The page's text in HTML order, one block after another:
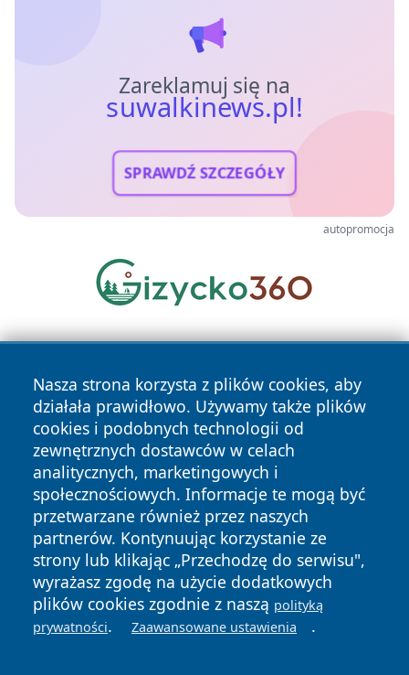
Zareklamuj się na
suwalkinews.pl!
SPRAWDŹ SZCZEGÓŁY
autopromocja
Nasza strona korzysta z plików cookies, aby
działała prawidłowo. Używamy także plików
cookies i podobnych technologii od
zewnętrznych dostawców w celach
analitycznych, marketingowych i
społecznościowych. Informacje te mogą być
przetwarzane również przez naszych
partnerów. Kontynuując korzystanie ze
strony lub klikając „Przechodzę do serwisu",
wyrażasz zgodę na użycie dodatkowych
plików cookies zgodnie z naszą polityką
prywatności. Zaawansowane ustawienia .
Copyright © 2026 suwalkinews.pl Wszystkie prawa
zastrzeżone.
News Autorzy
Polityka
Prywatności
Polityka
Cookies